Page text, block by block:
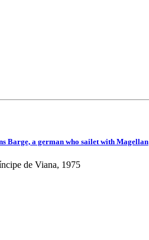
Barge, a german who sailet with Magellan
de Viana, 1975